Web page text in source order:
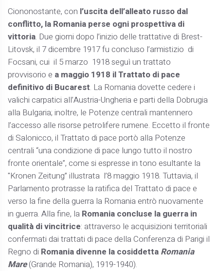
Ciononostante, con l’uscita dell’alleato russo dal
conflitto, la Romania perse ogni prospettiva di
vittoria. Due giorni dopo l’inizio delle trattative di Brest-
Litovsk, il 7 dicembre 1917 fu concluso l’armistizio di
Focsani, cui il 5 marzo 1918 seguì un trattato
provvisorio e a maggio 1918 il Trattato di pace
definitivo di Bucarest. La Romania dovette cedere i
valichi carpatici all’Austria-Ungheria e parti della Dobrugia
alla Bulgaria; inoltre, le Potenze centrali mantennero
l’accesso alle risorse petrolifere rumene. Eccetto il fronte
di Salonicco, il Trattato di pace portò alla Potenze
centrali “una condizione di pace lungo tutto il nostro
fronte orientale”, come si espresse in tono esultante la
"Kronen Zeitung” illustrata l’8 maggio 1918. Tuttavia, il
Parlamento protrasse la ratifica del Trattato di pace e
verso la fine della guerra la Romania entrò nuovamente
in guerra. Alla fine, la Romania concluse la guerra in
qualità di vincitrice: attraverso le acquisizioni territoriali
confermati dai trattati di pace della Conferenza di Parigi il
Regno di Romania divenne la cosiddetta Romania
Mare(Grande Romania), 1919-1940).